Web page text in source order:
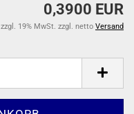
0,3900 EUR
zzgl. 19% MwSt. zzgl. netto Versand